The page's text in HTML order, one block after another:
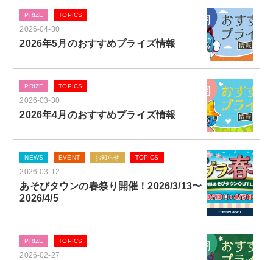
PRIZE TOPICS
2026-04-30
2026年5月のおすすめプライズ情報
PRIZE TOPICS
2026-03-30
2026年4月のおすすめプライズ情報
NEWS EVENT お知らせ TOPICS
2026-03-12
あそびタウンの春祭り開催！2026/3/13〜
2026/4/5
PRIZE TOPICS
2026-02-27